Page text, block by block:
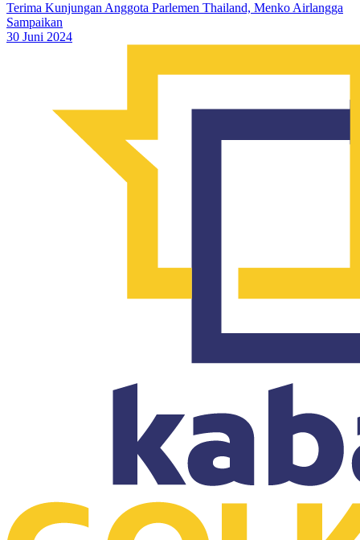
Terima Kunjungan Anggota Parlemen Thailand, Menko Airlangga
Sampaikan
30 Juni 2024